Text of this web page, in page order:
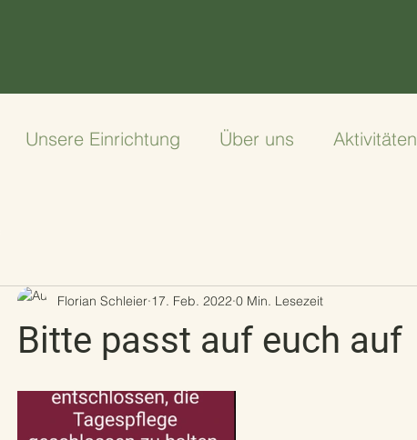
Unsere Einrichtung Über uns Aktivitäten
Bitte passt auf euch auf
Florian Schleier 17. Feb. 2022 0 Min. Lesezeit